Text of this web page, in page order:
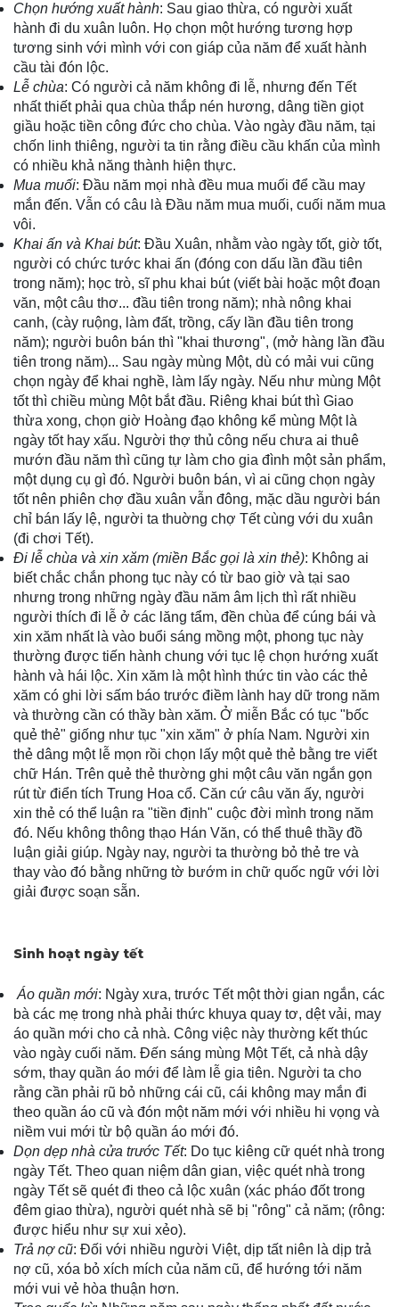
Chọn hướng xuất hành: Sau giao thừa, có người xuất
hành đi du xuân luôn. Họ chọn một hướng tương hợp
tương sinh với mình với con giáp của năm để xuất hành
cầu tài đón lộc.
Lễ chùa: Có người cả năm không đi lễ, nhưng đến Tết
nhất thiết phải qua chùa thắp nén hương, dâng tiền giọt
giầu hoặc tiền công đức cho chùa. Vào ngày đầu năm, tại
chốn linh thiêng, người ta tin rằng điều cầu khấn của mình
có nhiều khả năng thành hiện thực.
Mua muối: Đầu năm mọi nhà đều mua muối để cầu may
mắn đến. Vẫn có câu là Đầu năm mua muối, cuối năm mua
vôi.
Khai ấn và Khai bút: Đầu Xuân, nhằm vào ngày tốt, giờ tốt,
người có chức tước khai ấn (đóng con dấu lần đầu tiên
trong năm); học trò, sĩ phu khai bút (viết bài hoặc một đoạn
văn, một câu thơ... đầu tiên trong năm); nhà nông khai
canh, (cày ruộng, làm đất, trồng, cấy lần đầu tiên trong
năm); người buôn bán thì "khai thương", (mở hàng lần đầu
tiên trong năm)... Sau ngày mùng Một, dù có mải vui cũng
chọn ngày để khai nghề, làm lấy ngày. Nếu như mùng Một
tốt thì chiều mùng Một bắt đầu. Riêng khai bút thì Giao
thừa xong, chọn giờ Hoàng đạo không kể mùng Một là
ngày tốt hay xấu. Người thợ thủ công nếu chưa ai thuê
mướn đầu năm thì cũng tự làm cho gia đình một sản phẩm,
một dụng cụ gì đó. Người buôn bán, vì ai cũng chọn ngày
tốt nên phiên chợ đầu xuân vẫn đông, mặc dầu người bán
chỉ bán lấy lệ, người ta thuờng chợ Tết cùng với du xuân
(đi chơi Tết).
Đi lễ chùa và xin xăm (miền Bắc gọi là xin thẻ): Không ai
biết chắc chắn phong tục này có từ bao giờ và tại sao
nhưng trong những ngày đầu năm âm lịch thì rất nhiều
người thích đi lễ ở các lăng tẩm, đền chùa để cúng bái và
xin xăm nhất là vào buổi sáng mồng một, phong tục này
thường được tiến hành chung với tục lệ chọn hướng xuất
hành và hái lộc. Xin xăm là một hình thức tin vào các thẻ
xăm có ghi lời sấm báo trước điềm lành hay dữ trong năm
và thường cần có thầy bàn xăm. Ở miễn Bắc có tục "bốc
quẻ thẻ" giống như tục "xin xăm" ở phía Nam. Người xin
thẻ dâng một lễ mọn rồi chọn lấy một quẻ thẻ bằng tre viết
chữ Hán. Trên quẻ thẻ thường ghi một câu văn ngắn gọn
rút từ điển tích Trung Hoa cổ. Căn cứ câu văn ấy, người
xin thẻ có thể luận ra "tiền định" cuộc đời mình trong năm
đó. Nếu không thông thạo Hán Văn, có thể thuê thầy đồ
luận giải giúp. Ngày nay, người ta thường bỏ thẻ tre và
thay vào đó bằng những tờ bướm in chữ quốc ngữ với lời
giải được soạn sẵn.
Sinh hoạt ngày tết
Áo quần mới: Ngày xưa, trước Tết một thời gian ngắn, các
bà các mẹ trong nhà phải thức khuya quay tơ, dệt vải, may
áo quần mới cho cả nhà. Công việc này thường kết thúc
vào ngày cuối năm. Đến sáng mùng Một Tết, cả nhà dậy
sớm, thay quần áo mới để làm lễ gia tiên. Người ta cho
rằng cần phải rũ bỏ những cái cũ, cái không may mắn đi
theo quần áo cũ và đón một năm mới với nhiều hi vọng và
niềm vui mới từ bộ quần áo mới đó.
Dọn dẹp nhà cửa trước Tết: Do tục kiêng cữ quét nhà trong
ngày Tết. Theo quan niệm dân gian, việc quét nhà trong
ngày Tết sẽ quét đi theo cả lộc xuân (xác pháo đốt trong
đêm giao thừa), người quét nhà sẽ bị "rông" cả năm; (rông:
được hiểu như sự xui xẻo).
Trả nợ cũ: Đối với nhiều người Việt, dịp tất niên là dịp trả
nợ cũ, xóa bỏ xích mích của năm cũ, để hướng tới năm
mới vui vẻ hòa thuận hơn.